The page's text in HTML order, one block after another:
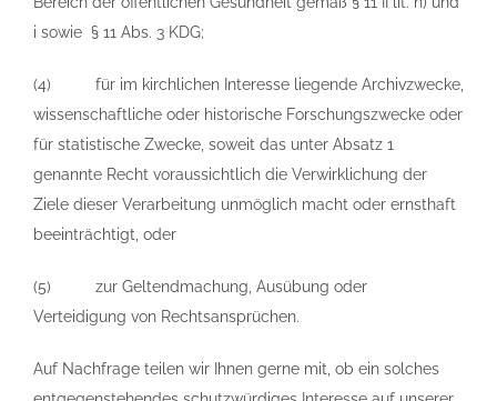
i sowie § 11 Abs. 3 KDG;
(4) für im kirchlichen Interesse liegende Archivzwecke,
wissenschaftliche oder historische Forschungszwecke oder
für statistische Zwecke, soweit das unter Absatz 1
genannte Recht voraussichtlich die Verwirklichung der
Ziele dieser Verarbeitung unmöglich macht oder ernsthaft
beeinträchtigt, oder
(5) zur Geltendmachung, Ausübung oder
Verteidigung von Rechtsansprüchen.
Auf Nachfrage teilen wir Ihnen gerne mit, ob ein solches